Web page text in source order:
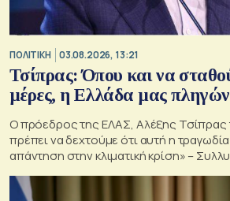
ΠΟΛΙΤΙΚΗ 03.08.2026, 13:21
Τσίπρας: Όπου και να
μέρες, η Ελλάδα μας
Ο πρόεδρος της ΕΛΑΣ, Αλέξης Τσίπρας
πρέπει να δεχτούμε ότι αυτή η τραγωδία
απάντηση στην κλιματική κρίση» –